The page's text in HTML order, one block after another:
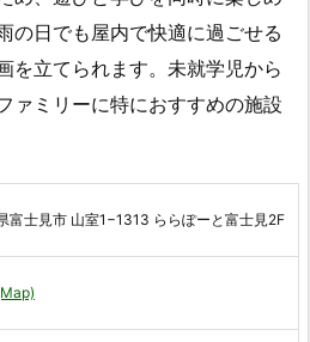
の日でも屋内で快適に過ごせる
を立てられます。未就学児から
ァミリーに特におすすめの施設
富士見市 山室1−1313 ららぽーと富士見2F